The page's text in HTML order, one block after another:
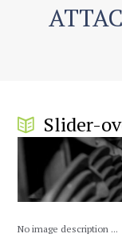
Slider-
No image description ...